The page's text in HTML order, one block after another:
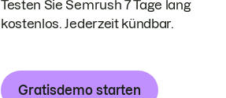
Testen Sie Semrush 7 Tage lang
kostenlos. Jederzeit kündbar.
Gratisdemo starten